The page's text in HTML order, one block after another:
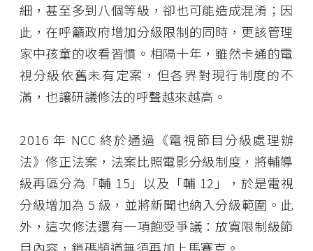
細，甚至多到八個等級，卻也可能造成混淆；因
此，在呼籲政府增加分級限制的同時，更該管理
家中孩童的收看習慣。相隔十年，雖然卡通的電
視分級依舊未有定案，但各界對現行制度的不
滿，也讓研議修法的呼聲越來越高。
2016 年 NCC 終於通過《電視節目分級處理辦
法》修正法案，法案比照電影分級制度，將輔導
級再區分為「輔 15」以及「輔 12」，於是電視
分級增加為 5 級，並將新聞也納入分級範圍。此
外，這次修法還有一項飽受爭議：放寬限制級節